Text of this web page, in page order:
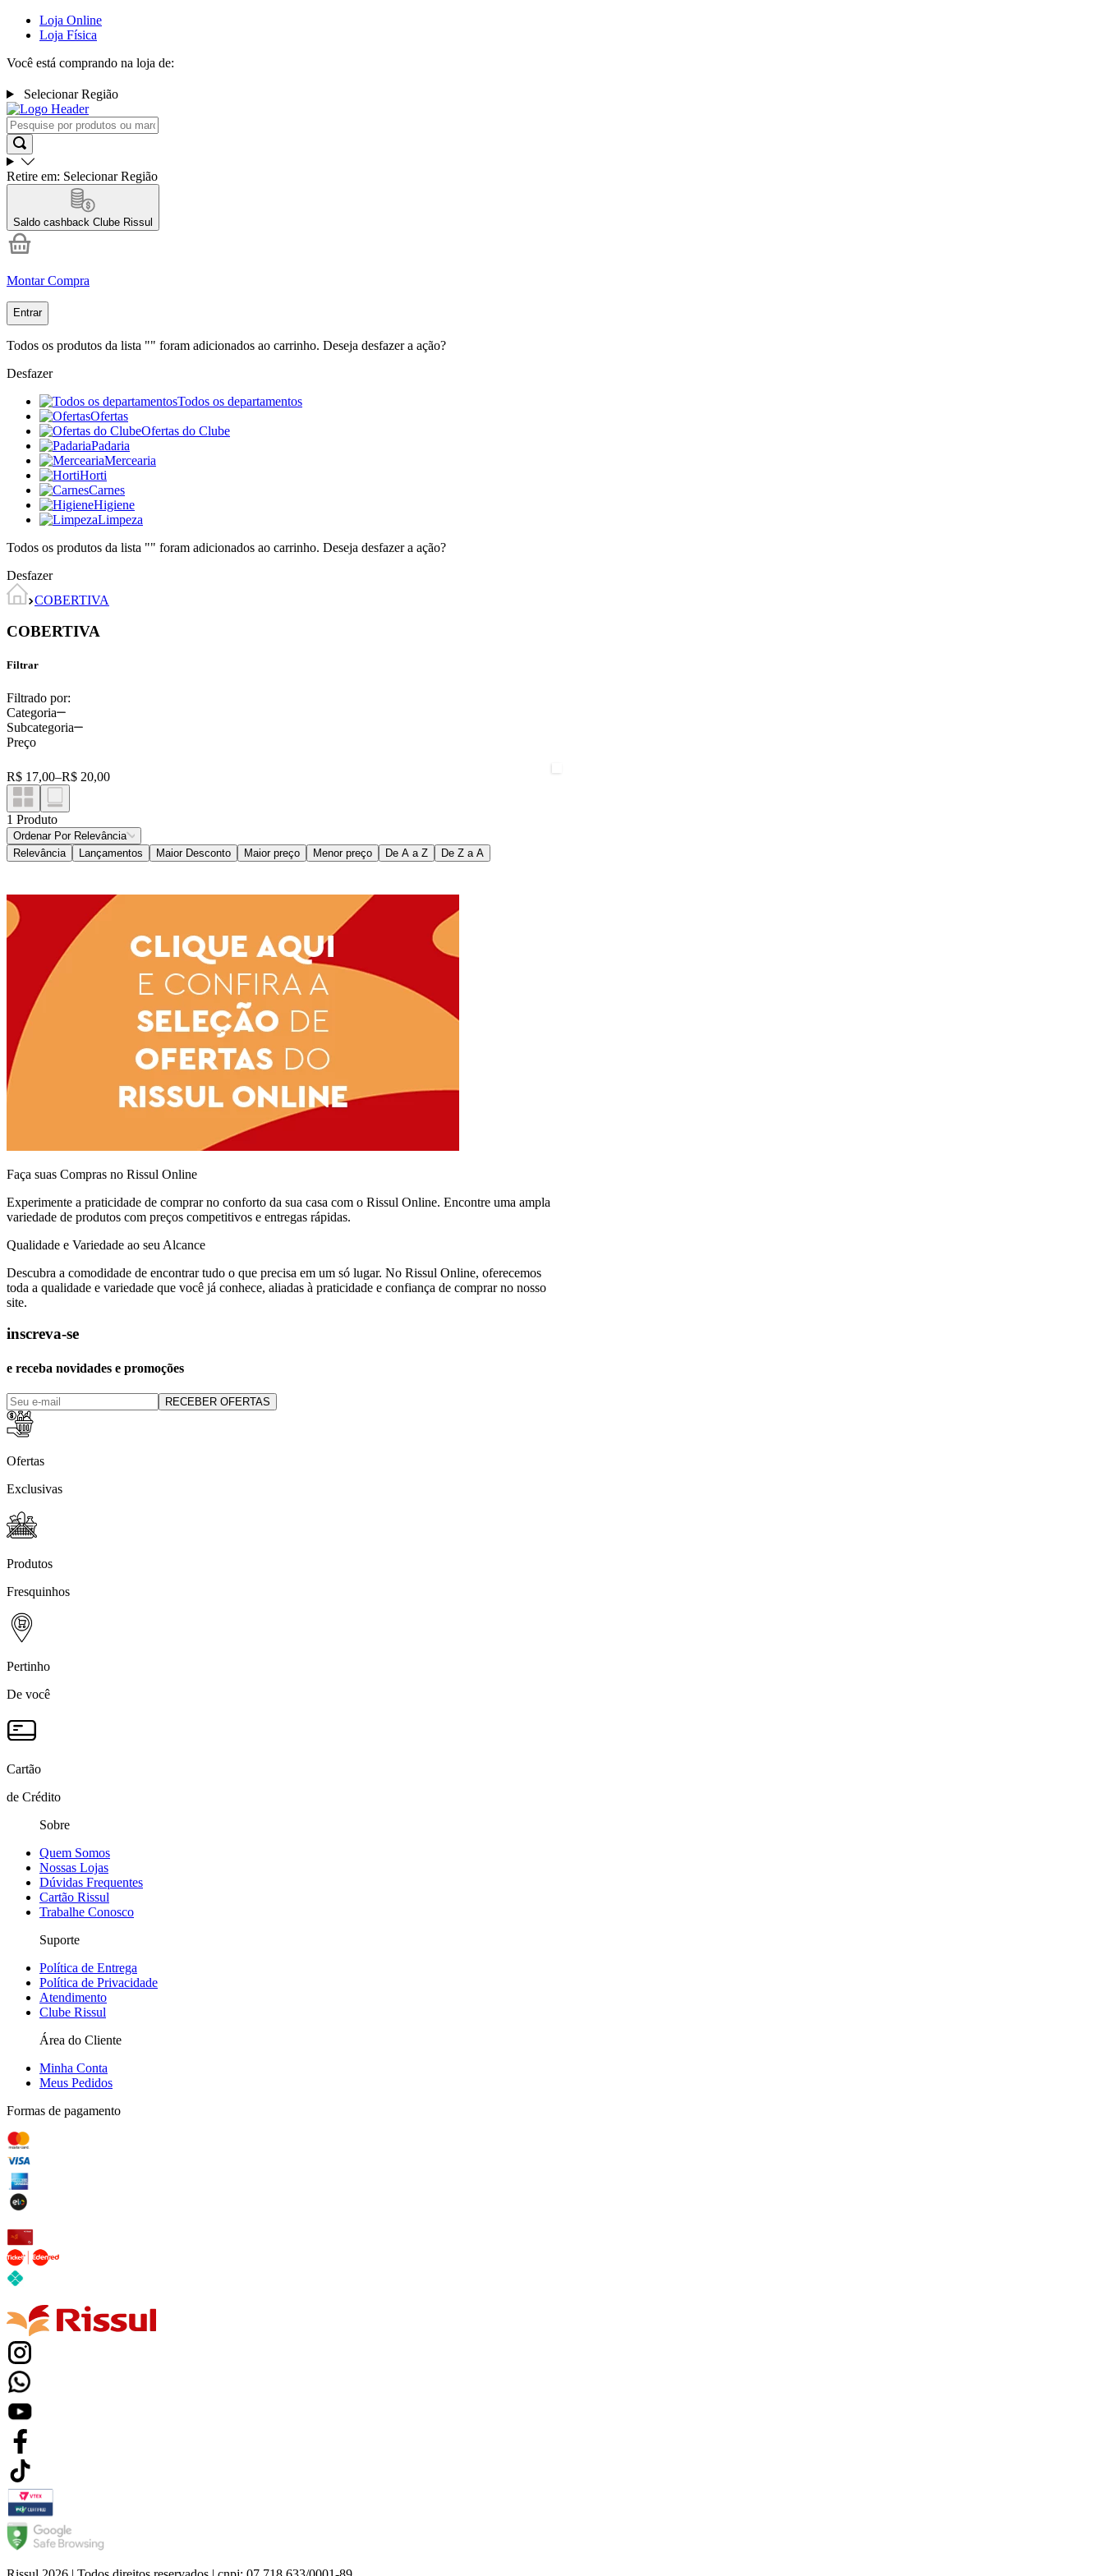
Loja Online
Loja Física
Você está comprando na loja de:
Selecionar Região
Retire em: Selecionar Região
Saldo cashback Clube Rissul
Montar Compra
Entrar
Todos os produtos da lista "" foram adicionados ao carrinho. Deseja desfazer a ação?
Desfazer
Todos os departamentos
Ofertas
Ofertas do Clube
Padaria
Mercearia
Horti
Carnes
Higiene
Limpeza
Todos os produtos da lista "" foram adicionados ao carrinho. Deseja desfazer a ação?
Desfazer
COBERTIVA
COBERTIVA
Filtrar
Filtrado por:
Categoria
Confecções E Calçados
Subcategoria
Preço
R$ 17,00–R$ 20,00
1 Produto
Ordenar Por Relevância
Relevância
Lançamentos Maior Desconto Maior preço Menor preço De A a Z De Z a A
Faça suas Compras no Rissul Online
Experimente a praticidade de comprar no conforto da sua casa com o Rissul Online. Encontre uma ampla
variedade de produtos com preços competitivos e entregas rápidas.
Qualidade e Variedade ao seu Alcance
Descubra a comodidade de encontrar tudo o que precisa em um só lugar. No Rissul Online, oferecemos
toda a qualidade e variedade que você já conhece, aliadas à praticidade e confiança de comprar no nosso
site.
inscreva-se
e receba novidades e promoções
RECEBER OFERTAS
Ofertas
Exclusivas
Produtos
Fresquinhos
Pertinho
De você
Cartão
de Crédito
Sobre
Quem Somos
Nossas Lojas
Dúvidas Frequentes
Cartão Rissul
Trabalhe Conosco
Suporte
Política de Entrega
Política de Privacidade
Atendimento
Clube Rissul
Área do Cliente
Minha Conta
Meus Pedidos
Formas de pagamento